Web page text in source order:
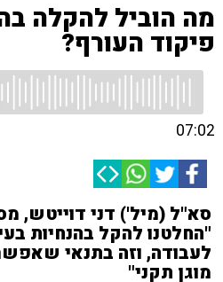
מה הוביל להקלה
פיקוד העורף?
07:02
סא"ל (מיל') דני דוייטש,
"החלטנו להקל בהנחיות
לעבודה, וזה בתנאי
מוגן תקני"